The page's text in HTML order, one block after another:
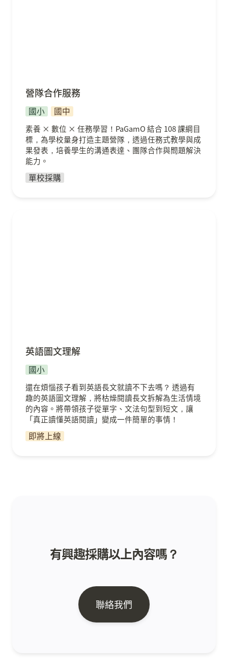
營隊合作服務
國小 國中
素養 × 數位 × 任務學習！PaGamO 結合 108 課綱目
標，為學校量身打造主題營隊，透過任務式教學與成
果發表，培養學生的溝通表達、團隊合作與問題解決
能力。
單校採購
英語圖文理解
國小
還在煩惱孩子看到英語長文就讀不下去嗎？ 透過有
趣的英語圖文理解，將枯燥閱讀長文拆解為生活情境
的內容。將帶領孩子從單字、文法句型到短文，讓
「真正讀懂英語閱讀」變成一件簡單的事情！
即將上線
有興趣採購以上內容嗎？
聯絡我們